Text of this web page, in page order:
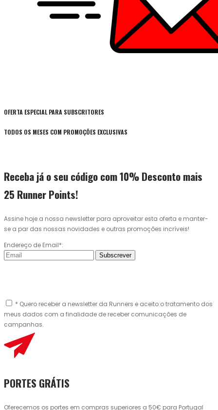
OFERTA ESPECIAL PARA SUBSCRITORES
TODOS OS MESES COM PROMOÇÕES EXCLUSIVAS
Receba já o seu código com 10% Desconto mais
25 Runner Points!
Assine hoje a nossa newsletter para aproveitar esta oferta e manter-
se a par das nossas novidades e outras promoções incríveis!
Endereço de Email*:
Subscrever
* Quero receber a newsletter da Runners e aceito o tratamento dos
meus dados com a finalidade de receber comunicações de
campanhas.
PORTES GRÁTIS
Oferecemos os portes em compras superiores a 50€ para Portugal